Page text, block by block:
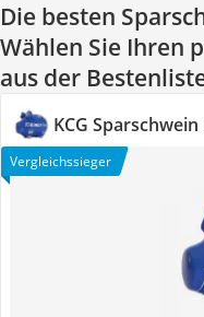
Die besten
Wählen Sie Ihren
aus der
KCG
Vergleichssieger